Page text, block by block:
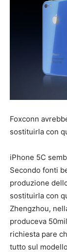
Foxconn
sostituirla con
iPhone 5C
Secondo fonti
produzione
sostituirla con
Zhengzhou,
produceva
richiesta pare
tutto sul